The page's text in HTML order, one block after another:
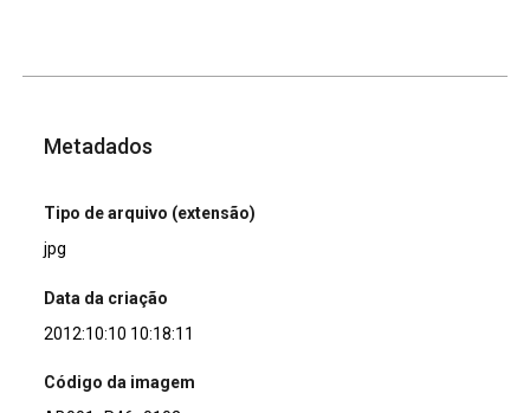
Metadados
Tipo de arquivo (extensão)
jpg
Data da criação
2012:10:10 10:18:11
Código da imagem